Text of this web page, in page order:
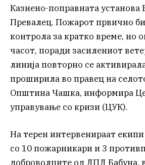
Казнено-поправната установа
Превалец. Пожарот првично
контрола за кратко време, но
часот, поради засилениот
линија повторно се
проширила во правец на
Општина Чашка, информира
управување со кризи (ЦУК).
На терен интервенираат
со 10 пожарникари и 3
доброволците од ДПД Бабуна,